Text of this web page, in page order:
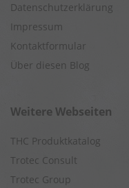
Datenschutzerklärung
Impressum
Kontaktformular
Über diesen Blog
Weitere Webseiten
THC Produktkatalog
Trotec Consult
Trotec Group